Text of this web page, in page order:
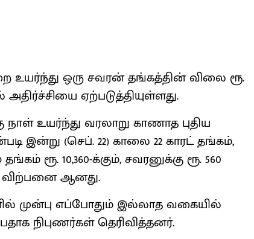
உயர்ந்து ஒரு சவரன் தங்கத்தின் விலை ரூ.
ஏற்படுத்தியுள்ளது.
உயர்ந்து வரலாறு காணாத புதிய
இன்று (செப். 22) காலை 22 காரட் தங்கம்,
ரூ. 10,360-க்கும், சவரனுக்கு ரூ. 560
விற்பனை ஆனது.
முன்பு எப்போதும் இல்லாத வகையில்
நிபுணர்கள் தெரிவித்தனர்.